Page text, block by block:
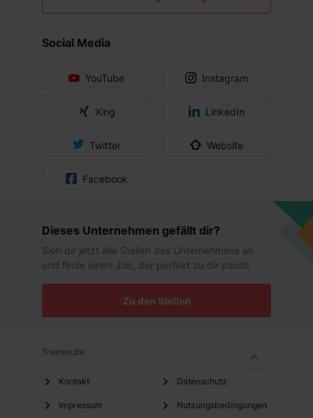
Social Media
YouTube Instagram
Xing LinkedIn
Twitter Website
Facebook
Dieses Unternehmen gefällt dir?
Sieh dir jetzt alle Stellen des Unternehmens an
und finde einen Job, der perfekt zu dir passt!
Zu den Stellen
Trainee.de
Kontakt
Impressum
Datenschutz
Nutzungsbedingungen